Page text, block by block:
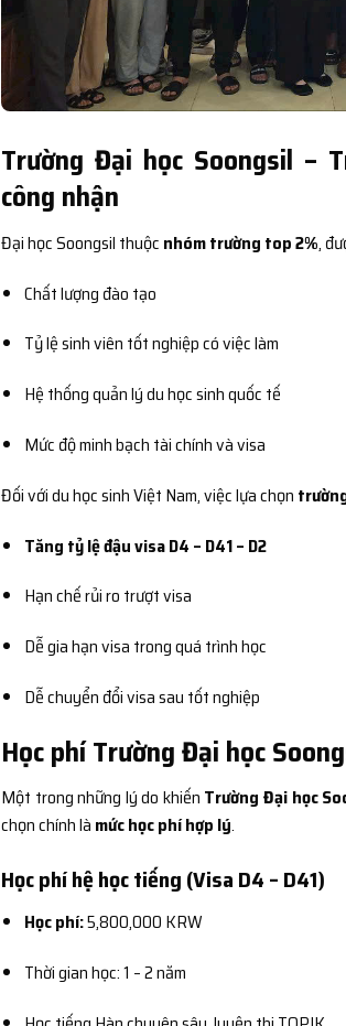
Trường Đại học Soongsil –
công nhận
Đại học Soongsil thuộc nhóm trường top 2%,
Chất lượng đào tạo
Tỷ lệ sinh viên tốt nghiệp có việc làm
Hệ thống quản lý du học sinh quốc tế
Mức độ minh bạch tài chính và visa
Đối với du học sinh Việt Nam, việc lựa chọn
Tăng tỷ lệ đậu visa D4 – D41 – D2
Hạn chế rủi ro trượt visa
Dễ gia hạn visa trong quá trình học
Dễ chuyển đổi visa sau tốt nghiệp
Học phí Trường Đại học
Một trong những lý do khiến Trường Đại học
chọn chính là mức học phí hợp lý.
Học phí hệ học tiếng (Visa D4 – D41)
Học phí:5,800,000 KRW
Thời gian học: 1 – 2 năm